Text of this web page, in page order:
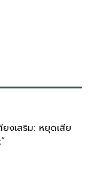
งเสริม: หยุดเสีย